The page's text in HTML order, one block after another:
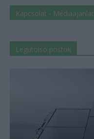
Kapcsolat - Médiaajánlat
Legutolsó postok